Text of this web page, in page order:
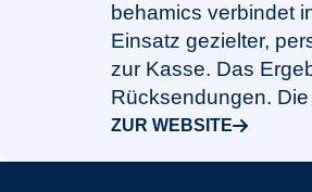
behamics verbindet
Einsatz gezielter,
zur Kasse. Das
Rücksendungen.
ZUR WEBSITE